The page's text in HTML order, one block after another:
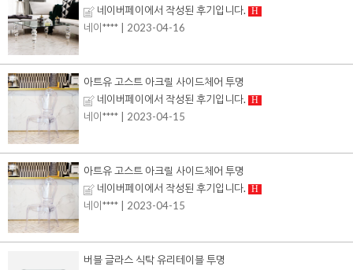
네이버페이에서 작성된 후기입니다.
H
네이**** | 2023-04-16
아트유 고스트 아크릴 사이드체어 투명
네이버페이에서 작성된 후기입니다.
H
네이**** | 2023-04-15
아트유 고스트 아크릴 사이드체어 투명
네이버페이에서 작성된 후기입니다.
H
네이**** | 2023-04-15
버블 글라스 식탁 유리테이블 투명